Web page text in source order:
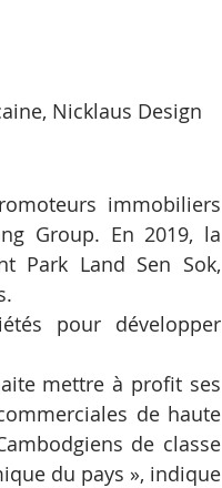
Nicklaus Design
immobiliers
Group. En 2019, la
Park Land Sen Sok,
pour développer
mettre à profit ses
de haute
de classe
du pays », indique